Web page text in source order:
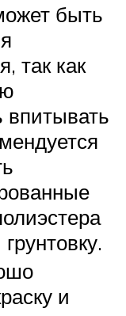
быть
так как
впитывать
и